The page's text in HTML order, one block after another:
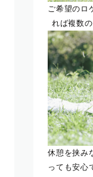
ご希望のロ
れば複数
休憩を挟み
っても安心